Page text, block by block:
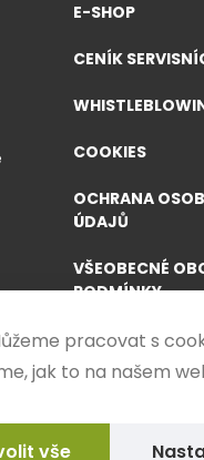
pracovat s
jak to na našem
E-SHOP
CENÍK
COOKIES
OCHRANA
ÚDAJŮ
VŠEOBECNÉ
PODMÍNKY
VŠEOBECNÉ
PODMÍNKY